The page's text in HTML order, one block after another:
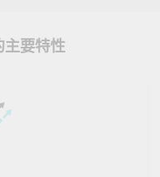
主要特性